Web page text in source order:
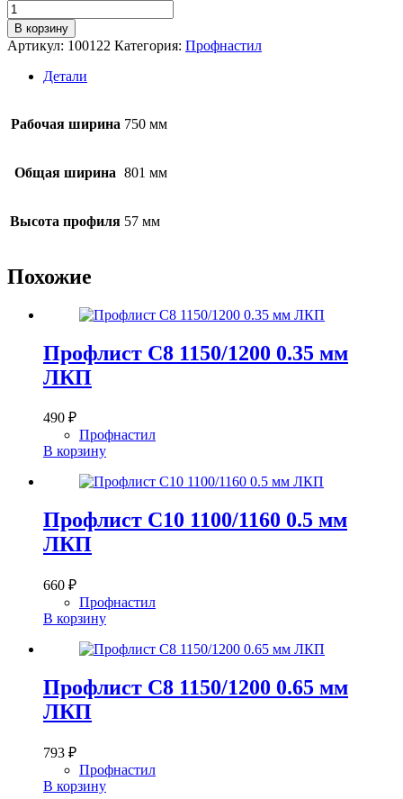
В корзину
Артикул: 100122 Категория: Профнастил
Детали
Рабочая ширина 750 мм
Общая ширина 801 мм
Высота профиля 57 мм
Похожие
Профлист С8 1150/1200 0.35 мм
ЛКП
490 ₽
Профнастил
В корзину
Профлист С10 1100/1160 0.5 мм
ЛКП
660 ₽
Профнастил
В корзину
Профлист С8 1150/1200 0.65 мм
ЛКП
793 ₽
Профнастил
В корзину